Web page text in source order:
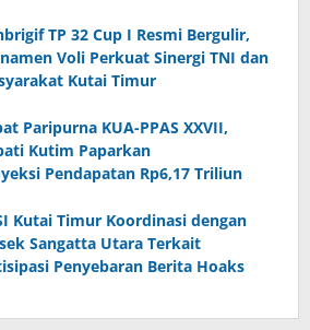
TP 32 Cup I Resmi Bergulir,
Voli Perkuat Sinergi TNI dan
Kutai Timur
Paripurna KUA-PPAS XXVII,
Kutim Paparkan
Pendapatan Rp6,17 Triliun
Kutai Timur Koordinasi dengan
Sangatta Utara Terkait
Penyebaran Berita Hoaks